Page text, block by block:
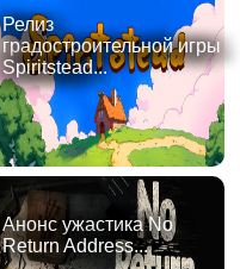
Релиз
градостроительной игры
Spiritstead...
Анонс ужастика No
Return Address...